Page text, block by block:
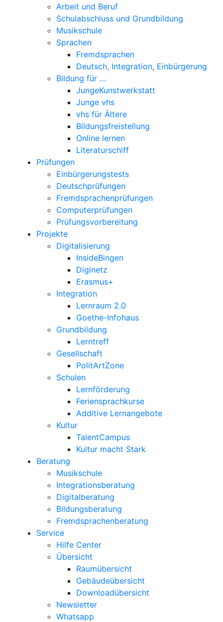
Arbeit und Beruf
Schulabschluss und Grundbildung
Musikschule
Sprachen
Fremdsprachen
Deutsch, Integration, Einbürgerung
Bildung für …
JungeKunstwerkstatt
Junge vhs
vhs für Ältere
Bildungsfreistellung
Online lernen
Literaturschiff
Prüfungen
Einbürgerungstests
Deutschprüfungen
Fremdsprachenprüfungen
Computerprüfungen
Prüfungsvorbereitung
Projekte
Digitalisierung
InsideBingen
Diginetz
Erasmus+
Integration
Lernraum 2.0
Goethe-Infohaus
Grundbildung
Lerntreff
Gesellschaft
PolitArtZone
Schulen
Lernförderung
Feriensprachkurse
Additive Lernangebote
Kultur
TalentCampus
Kultur macht Stark
Beratung
Musikschule
Integrationsberatung
Digitalberatung
Bildungsberatung
Fremdsprachenberatung
Service
Hilfe Center
Übersicht
Raumübersicht
Gebäudeübersicht
Downloadübersicht
Newsletter
Whatsapp